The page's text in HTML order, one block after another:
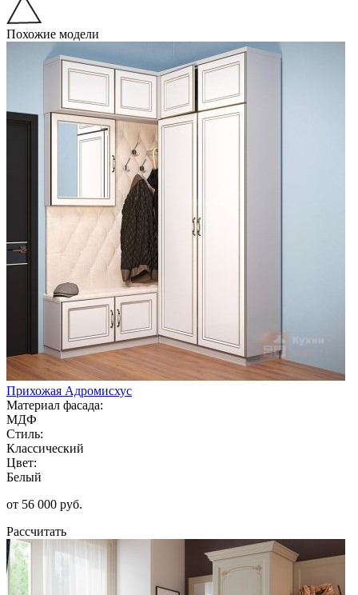
Похожие модели
Прихожая Адромисхус
Материал фасада:
МДФ
Стиль:
Классический
Цвет:
Белый
от 56 000 руб.
Рассчитать